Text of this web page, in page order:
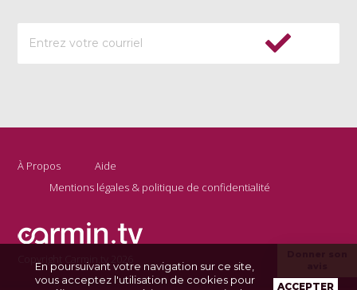
À Propos
Aide
Mentions légales & politique de confidentialité
Copyright Carmin.tv 2026
En poursuivant votre navigation sur ce site,
vous acceptez l'utilisation de cookies pour
ACCEPTER